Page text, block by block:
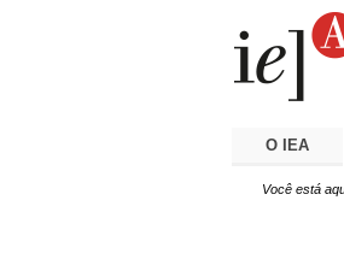
O IEA
Você está